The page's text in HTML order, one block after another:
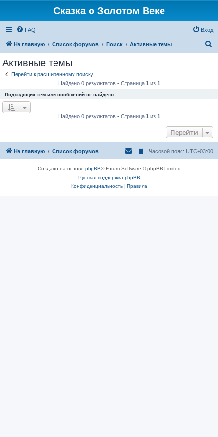
Сказка о Золотом Веке
FAQ Вход
На главную Список форумов Поиск Активные темы
Активные темы
Перейти к расширенному поиску
Найдено 0 результатов • Страница 1 из 1
Подходящих тем или сообщений не найдено.
Найдено 0 результатов • Страница 1 из 1
Перейти
На главную Список форумов Часовой пояс: UTC+03:00
Создано на основе phpBB® Forum Software © phpBB Limited
Русская поддержка phpBB
Конфиденциальность| Правила